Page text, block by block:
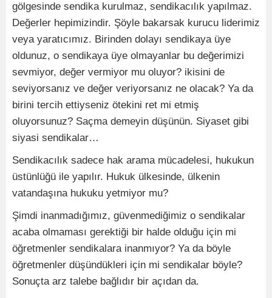
gölgesinde sendika kurulmaz, sendikacılık yapılmaz.
Değerler hepimizindir. Şöyle bakarsak kurucu liderimiz
veya yaratıcımız. Birinden dolayı sendikaya üye
oldunuz, o sendikaya üye olmayanlar bu değerimizi
sevmiyor, değer vermiyor mu oluyor? ikisini de
seviyorsanız ve değer veriyorsanız ne olacak? Ya da
birini tercih ettiyseniz ötekini ret mi etmiş
oluyorsunuz? Saçma demeyin düşünün. Siyaset gibi
siyasi sendikalar…
Sendikacılık sadece hak arama mücadelesi, hukukun
üstünlüğü ile yapılır. Hukuk ülkesinde, ülkenin
vatandaşına hukuku yetmiyor mu?
Şimdi inanmadığımız, güvenmediğimiz o sendikalar
acaba olmaması gerektiği bir halde olduğu için mi
öğretmenler sendikalara inanmıyor? Ya da böyle
öğretmenler düşündükleri için mi sendikalar böyle?
Sonuçta arz talebe bağlıdır bir açıdan da.